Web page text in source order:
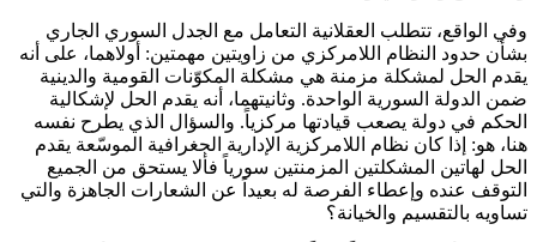
وفي الواقع، تتطلب العقلانية التعامل مع الجدل السوري الجاري
بشأن حدود النظام اللامركزي من زاويتين مهمتين: أولاهما، على أنه
يقدم الحل لمشكلة مزمنة هي مشكلة المكوّنات القومية والدينية
ضمن الدولة السورية الواحدة. وثانيتهما، أنه يقدم الحل لإشكالية
الحكم في دولة يصعب قيادتها مركزياً. والسؤال الذي يطرح نفسه
هنا، هو: إذا كان نظام اللامركزية الإدارية الجغرافية الموسّعة يقدم
الحل لهاتين المشكلتين المزمنتين سورياً فألا يستحق من الجميع
التوقف عنده وإعطاء الفرصة له بعيداً عن الشعارات الجاهزة والتي
تساويه بالتقسيم والخيانة؟